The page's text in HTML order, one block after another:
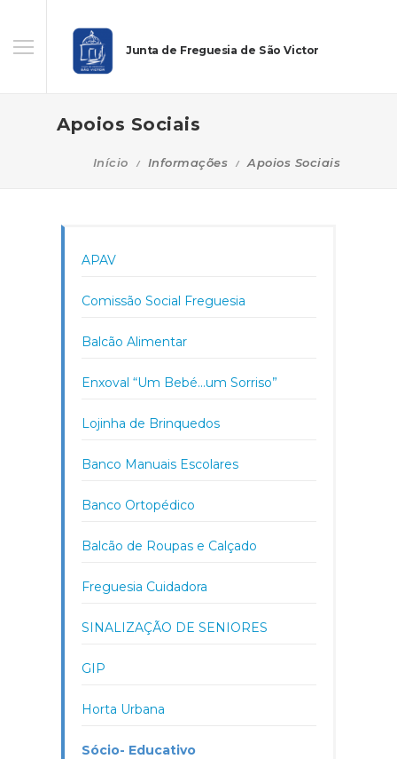
Junta de Freguesia de São Victor
Apoios Sociais
Início Informações Apoios Sociais
APAV
Comissão Social Freguesia
Balcão Alimentar
Enxoval “Um Bebé…um Sorriso”
Lojinha de Brinquedos
Banco Manuais Escolares
Banco Ortopédico
Balcão de Roupas e Calçado
Freguesia Cuidadora
SINALIZAÇÃO DE SENIORES
GIP
Horta Urbana
Sócio- Educativo